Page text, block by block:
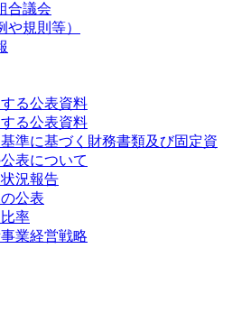
合議会
規則等）
る公表資料
る公表資料
準に基づく財務書類及び固定資
表について
況報告
公表
率
業経営戦略